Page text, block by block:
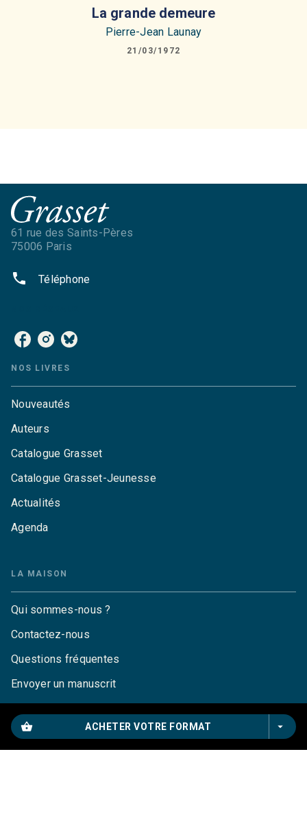
shopping_basket ACHETER VOTRE FORMAT arrow_drop_down
La grande demeure
Pierre-Jean Launay
21/03/1972
61 rue des Saints-Pères
75006 Paris
phone Téléphone
NOS LIVRES
Nouveautés
Auteurs
Catalogue Grasset
Catalogue Grasset-Jeunesse
Actualités
Agenda
LA MAISON
Qui sommes-nous ?
Contactez-nous
Questions fréquentes
Envoyer un manuscrit
Droits